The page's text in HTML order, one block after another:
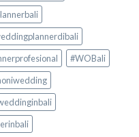
#WOBali